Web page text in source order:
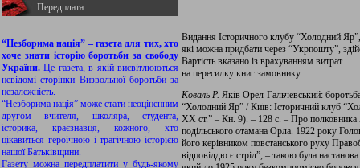
Передплата
“Незборима нація” – газета для тих, хто
хоче знати історію боротьби за свободу
України.Це газета, в якій висвітлюються
невідомі сторінки Визвольної боротьби за
незалежність.
“Незборима нація” може стати неоціненним
другом вчителя, школяра, студента,
історика, краєзнавця, кожного, хто
цікавиться героїчною і трагічною історією
нашої Батьківщини.
Газету можна передплатити у будь-якому
Видання Історичного клубу “Холодний Яр”,
які можна придбати через “Укрпошту”,
Вартість вказано із врахуванням витрат
на пересилку книг замовнику
Коваль Р. Яків Орел-Гальчевський:
“Холодний Яр” / Київ: Історичний клуб
ХХ ст.” – Кн. 9). – 128 с. – Про полковника
подільського отамана Орла. 1922 року
його керівником повстанського руху
відповіддю є стріл”, – такою була